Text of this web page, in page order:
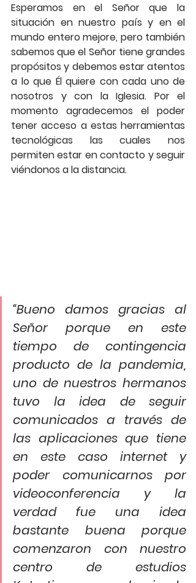
Esperamos en el Señor que la
situación en nuestro país y en el
mundo entero mejore, pero también
sabemos que el Señor tiene grandes
propósitos y debemos estar atentos
a lo que Él quiere con cada uno de
nosotros y con la Iglesia. Por el
momento agradecemos el poder
tener acceso a estas herramientas
tecnológicas las cuales nos
permiten estar en contacto y seguir
viéndonos a la distancia.
“Bueno damos gracias al
Señor porque en este
tiempo de contingencia
producto de la pandemia,
uno de nuestros hermanos
tuvo la idea de seguir
comunicados a través de
las aplicaciones que tiene
en este caso internet y
poder comunicarnos por
videoconferencia y la
verdad fue una idea
bastante buena porque
comenzaron con nuestro
centro de estudios